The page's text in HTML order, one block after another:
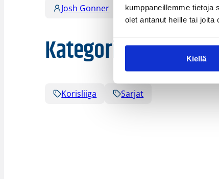
kumppaneillemme tietoja
olet antanut heille tai joita
Kiellä
Josh Gonner
Jukka Kataja
Kategoriat
Korisliiga Sarjat